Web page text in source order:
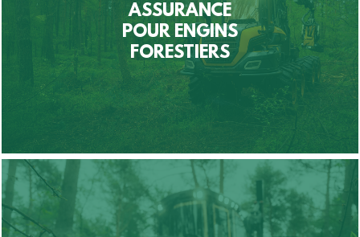
ASSURANCE
POUR ENGINS
FORESTIERS